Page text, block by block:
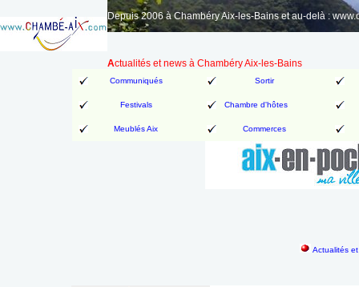
Depuis 2006 à Chambéry Aix-les-Bains et au-delà :
Actualités et news à Chambéry Aix-les-Bains
Communiqués Sortir
Festivals Chambre d'hôtes
Meublés Aix Commerces
Actualités